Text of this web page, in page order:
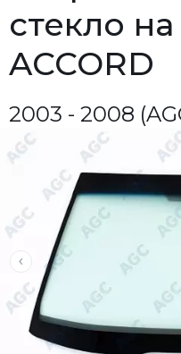
стекло
ACCORD
2003 - 2008